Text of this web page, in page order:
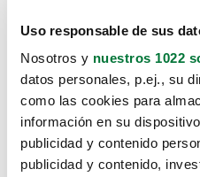
Uso responsable de sus
Nosotros y nuestros 1022
datos personales, p.ej., su
como las cookies para
información en su
publicidad y contenido
publicidad y contenido,
Lo sentimos, no
te hemos